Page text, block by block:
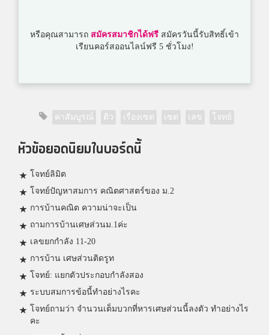
หรือคุณสามารถ สมัครสมาชิกได้ฟรี สมัครวันนี้รับสิทธิ์เข้า
เรียนคอร์สออนไลน์ฟรี 5 ชั่วโมง!
ค่าสัมบูรณ์ ติว เรื่องเซต เซต เลข โจทย์
หัวข้อยอดนิยมในบอร์ดนี้
โจทย์ลิมิต
โจทย์ปัญหาสมการ คณิตศาสตร์ของ ม.2
การบ้านคณิต ความน่าจะเป็น
ถามการบ้านเศษส่วนม.1ค่ะ
เลขยกกำลัง 11-20
การบ้าน เศษส่วนติดรูท
โจทย์: แยกตัวประกอบกำลังสอง
ระบบสมการข้อนี้ทำอย่างไรคะ
โจทย์ถามว่า จำนวนเต็มบวกที่หารเศษส่วนนี้ลงตัว ทำอย่างไร
คะ